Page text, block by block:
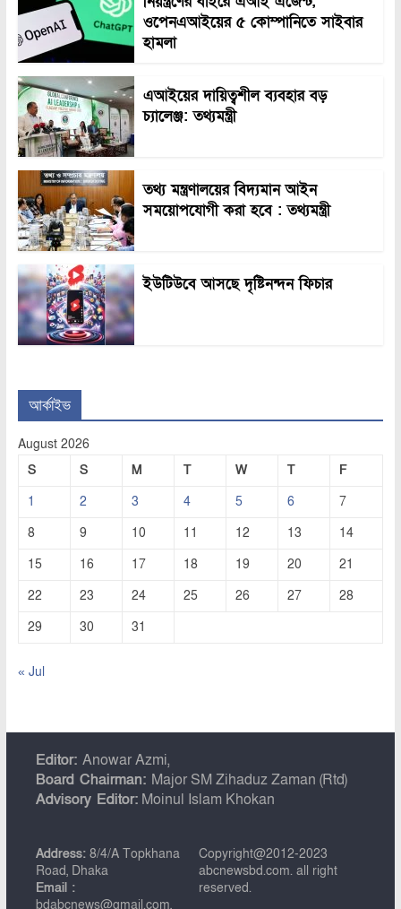
ওপেনএআইয়ের ৫ কোম্পানিতে সাইবার
হামলা
এআইয়ের দায়িত্বশীল ব্যবহার বড়
চ্যালেঞ্জ: তথ্যমন্ত্রী
তথ্য মন্ত্রণালয়ের বিদ্যমান আইন
সময়োপযোগী করা হবে : তথ্যমন্ত্রী
ইউটিউবে আসছে দৃষ্টিনন্দন ফিচার
আর্কাইভ
August 2026
S
S M T W T
F
1
2 3 4 5 6
7
8
9 10 11 12 13
14
15
16 17 18 19 20
21
22
23 24 25 26 27
28
29
30 31
« Jul
Editor: Anowar Azmi,
Board Chairman: Major SM Zihaduz Zaman (Rtd)
Advisory Editor:Moinul Islam Khokan
Address:8/4/A Topkhana
Road, Dhaka
Email :
bdabcnews@gmail.com,
Copyright@2012-2023
abcnewsbd.com. all right
reserved.